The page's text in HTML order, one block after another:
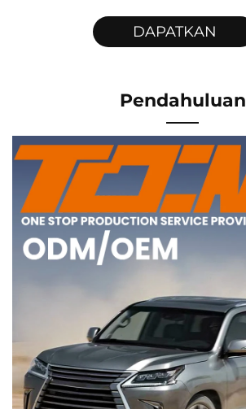
DAPATKAN
Pendahuluan